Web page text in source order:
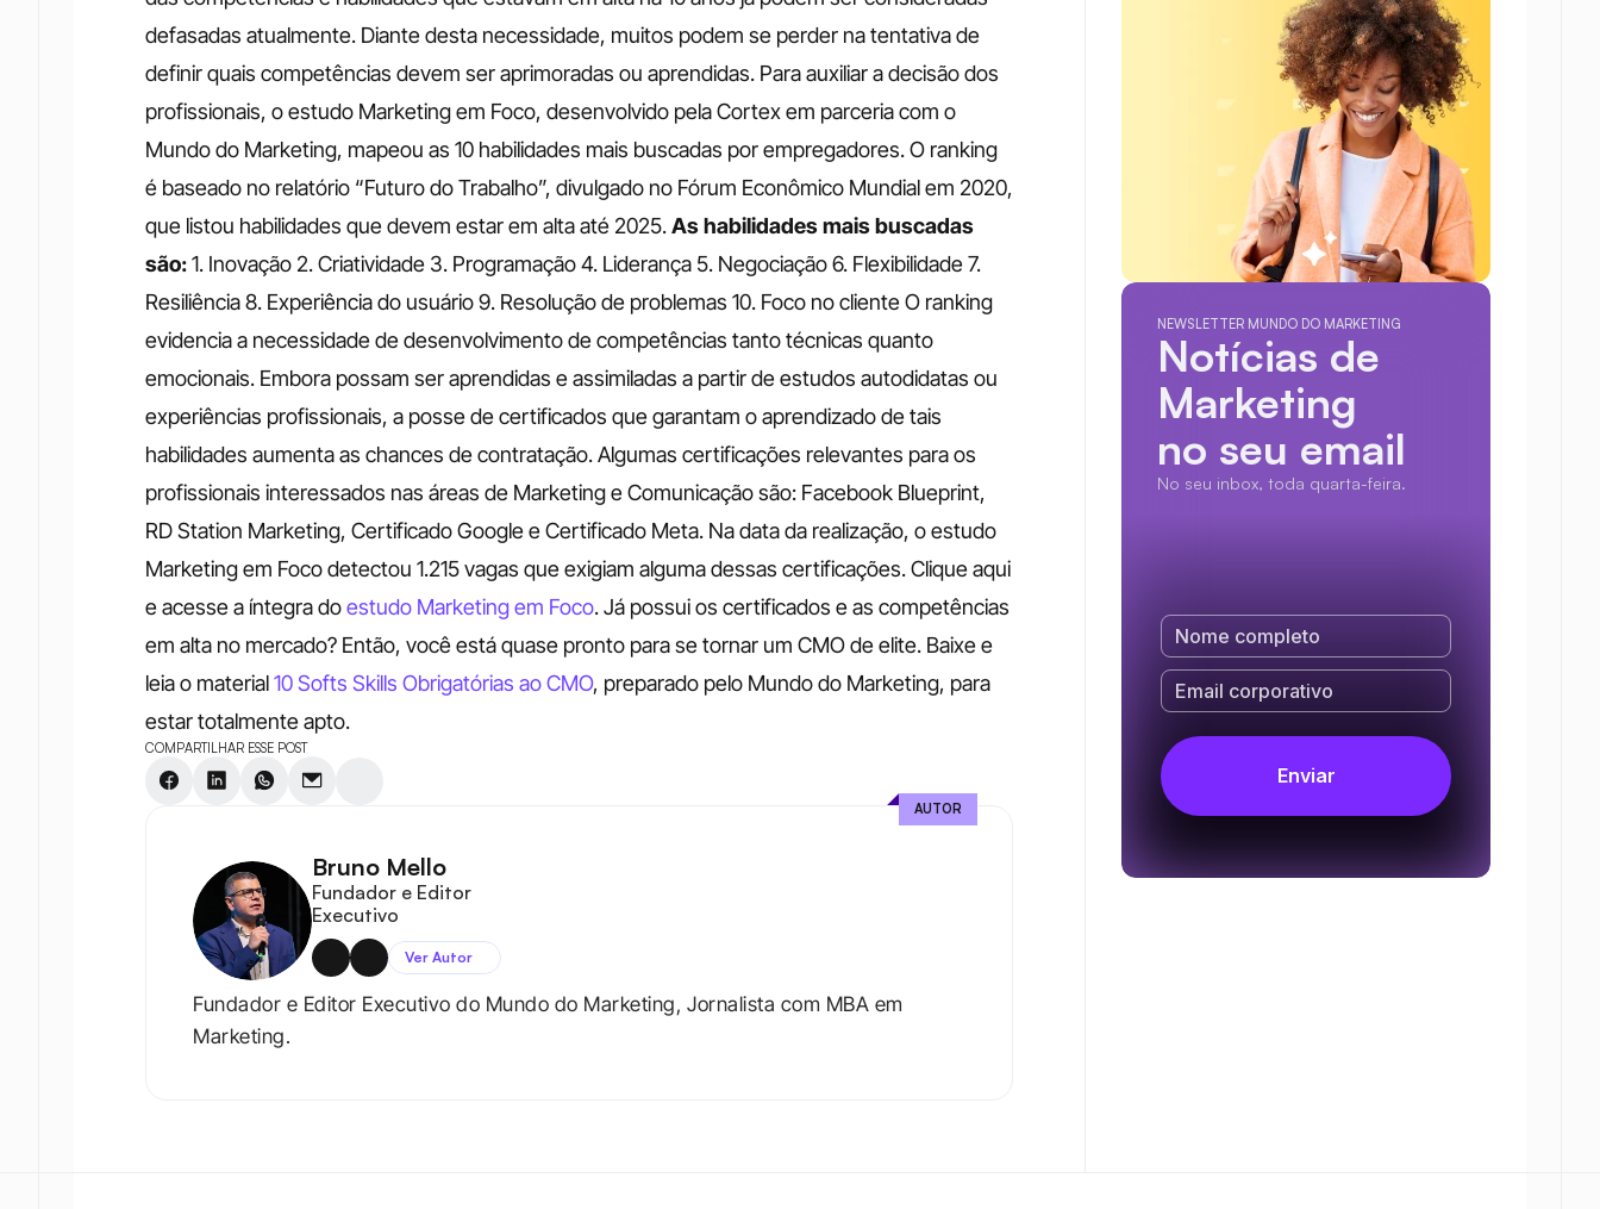
defasadas atualmente. Diante desta necessidade, muitos podem se perder na tentativa de
definir quais competências devem ser aprimoradas ou aprendidas. Para auxiliar a decisão dos
profissionais, o estudo Marketing em Foco, desenvolvido pela Cortex em parceria com o
Mundo do Marketing, mapeou as 10 habilidades mais buscadas por empregadores. O ranking
é baseado no relatório “Futuro do Trabalho”, divulgado no Fórum Econômico Mundial em 2020,
que listou habilidades que devem estar em alta até 2025.As habilidades mais buscadas
são:1. Inovação 2. Criatividade 3. Programação 4. Liderança 5. Negociação 6. Flexibilidade 7.
Resiliência 8. Experiência do usuário 9. Resolução de problemas 10. Foco no clienteO ranking
evidencia a necessidade de desenvolvimento de competências tanto técnicas quanto
emocionais. Embora possam ser aprendidas e assimiladas a partir de estudos autodidatas ou
experiências profissionais, a posse de certificados que garantam o aprendizado de tais
habilidades aumenta as chances de contratação.Algumas certificações relevantes para os
profissionais interessados nas áreas de Marketing e Comunicação são: Facebook Blueprint,
RD Station Marketing, Certificado Google e Certificado Meta. Na data da realização, o estudo
Marketing em Foco detectou 1.215 vagas que exigiam alguma dessas certificações.Clique aqui
e acesse a íntegra do estudo Marketing em Foco.Já possui os certificados e as competências
em alta no mercado? Então, você está quase pronto para se tornar um CMO de elite. Baixe e
leia o material 10 Softs Skills Obrigatórias ao CMO, preparado pelo Mundo do Marketing, para
estar totalmente apto.
COMPARTILHAR ESSE POST
Bruno Mello
Fundador e Editor
Executivo
Ver Autor
Fundador e Editor Executivo do Mundo do Marketing, Jornalista com MBA em
Marketing.
AUTOR
NEWSLETTER MUNDO DO MARKETING
Notícias de
Marketing
no seu email
No seu inbox, toda quarta-feira.